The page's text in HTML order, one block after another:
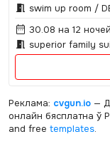
swim up room /
30.08 на 12 ночей
superior family
Реклама: cvgun.io—
онлайн бясплатна ў
and free templates.